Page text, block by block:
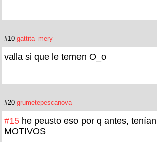
#10 gattita_mery
valla si que le temen O_o
#20 grumetepescanova
#15 he peusto eso por q antes,
MOTIVOS